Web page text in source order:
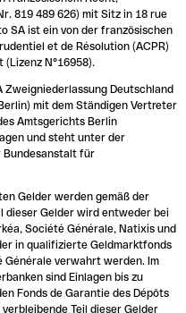
819 489 626) mit Sitz in 18 rue
SA ist ein von der französischen
et de Résolution (ACPR)
N°16958).
Zweigniederlassung Deutschland
mit dem Ständigen Vertreter
Amtsgerichts Berlin
und steht unter der
Bundesanstalt für
Gelder werden gemäß der
dieser Gelder wird entweder bei
Société Générale, Natixis und
in qualifizierte Geldmarktfonds
verwahrt werden. Im
sind Einlagen bis zu
Fonds de Garantie des Dépôts
Teil dieser Gelder